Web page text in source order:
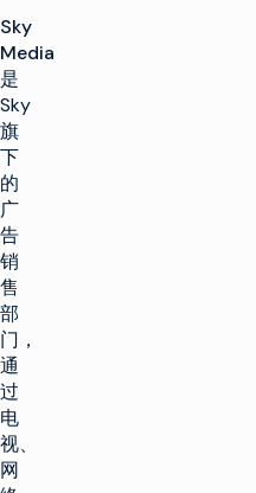
Sky
Media
是
Sky
旗
下
的
广
告
销
售
部
门，
通
过
电
视、
网